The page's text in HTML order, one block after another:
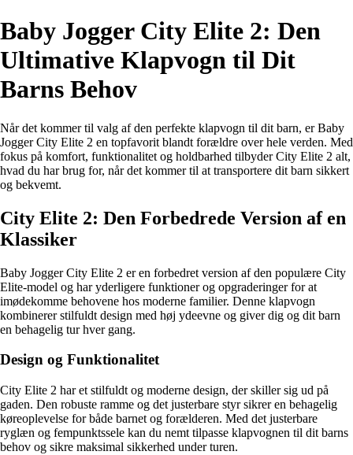
Baby Jogger City Elite 2: Den
Ultimative Klapvogn til Dit
Barns Behov
Når det kommer til valg af den perfekte klapvogn til dit barn, er Baby
Jogger City Elite 2 en topfavorit blandt forældre over hele verden. Med
fokus på komfort, funktionalitet og holdbarhed tilbyder City Elite 2 alt,
hvad du har brug for, når det kommer til at transportere dit barn sikkert
og bekvemt.
City Elite 2: Den Forbedrede Version af en
Klassiker
Baby Jogger City Elite 2 er en forbedret version af den populære City
Elite-model og har yderligere funktioner og opgraderinger for at
imødekomme behovene hos moderne familier. Denne klapvogn
kombinerer stilfuldt design med høj ydeevne og giver dig og dit barn
en behagelig tur hver gang.
Design og Funktionalitet
City Elite 2 har et stilfuldt og moderne design, der skiller sig ud på
gaden. Den robuste ramme og det justerbare styr sikrer en behagelig
køreoplevelse for både barnet og forælderen. Med det justerbare
ryglæn og fempunktssele kan du nemt tilpasse klapvognen til dit barns
behov og sikre maksimal sikkerhed under turen.